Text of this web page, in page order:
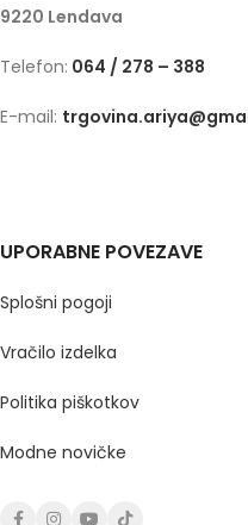
9220 Lendava
Telefon: 064 / 278 – 388
E-mail:
UPORABNE POVEZAVE
Splošni pogoji
Vračilo izdelka
Politika piškotkov
Modne novičke